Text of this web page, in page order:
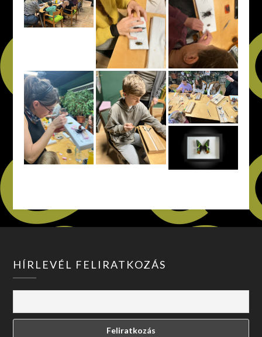
HÍRLEVÉL FELIRATKOZÁS